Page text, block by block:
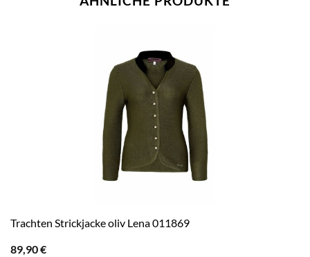
Trachten Strickjacke oliv Lena 011869
89,90€